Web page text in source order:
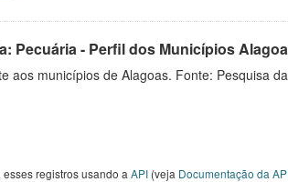
Pecuária - Perfil dos Municípios
aos municípios de Alagoas. Fonte: Pesquisa
registros usando a API (veja Documentação da